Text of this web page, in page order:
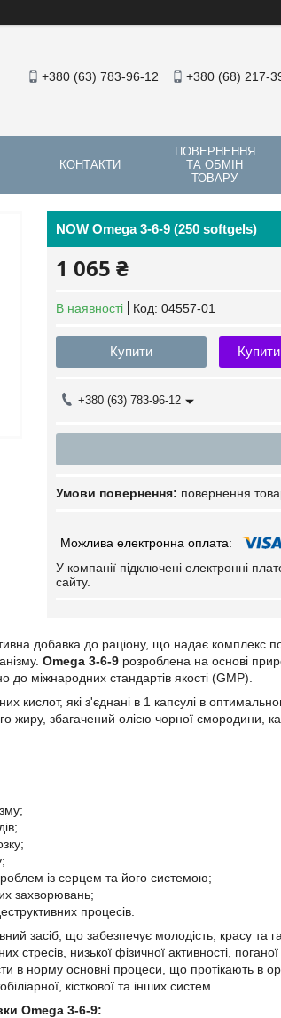
+380 (63) 783-96-12 +380 (68) 217-
КОНТАКТИ
ПОВЕРНЕННЯ
ТА ОБМІН
ТОВАРУ
NOW Omega 3-6-9 (250 softgels)
1 065 ₴
В наявності Код: 04557-01
Купити
+380 (63) 783-96-12
повернення
У компанії підключені електронні
сайту.
добавка до раціону, що надає
Omega 3-6-9 розроблена на основі
до міжнародних стандартів якості (GMP).
кислот, які з'єднані в 1 капсулі в
жиру, збагачений олією чорної смородини,
із серцем та його системою;
захворювань;
процесів.
засіб, що забезпечує молодість, красу та
стресів, низької фізичної активності,
в норму основні процеси, що протікають в
кісткової та інших систем.
Omega 3-6-9: